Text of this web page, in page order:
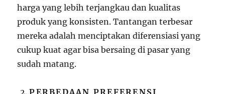
harga yang lebih terjangkau dan kualitas
produk yang konsisten. Tantangan terbesar
mereka adalah menciptakan diferensiasi yang
cukup kuat agar bisa bersaing di pasar yang
sudah matang.
PERBEDAAN PREFERENSI